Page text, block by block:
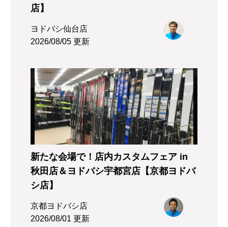
店】
ヨドバシ仙台店
2026/08/05 更新
新たな会場で！店内カスタムフェア in
秋田店＆ヨドバシ宇都宮店【京都ヨドバ
シ店】
京都ヨドバシ店
2026/08/01 更新